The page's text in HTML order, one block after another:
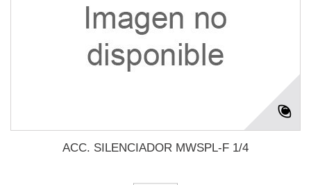
ACC. SILENCIADOR MWSPL-F 1/4